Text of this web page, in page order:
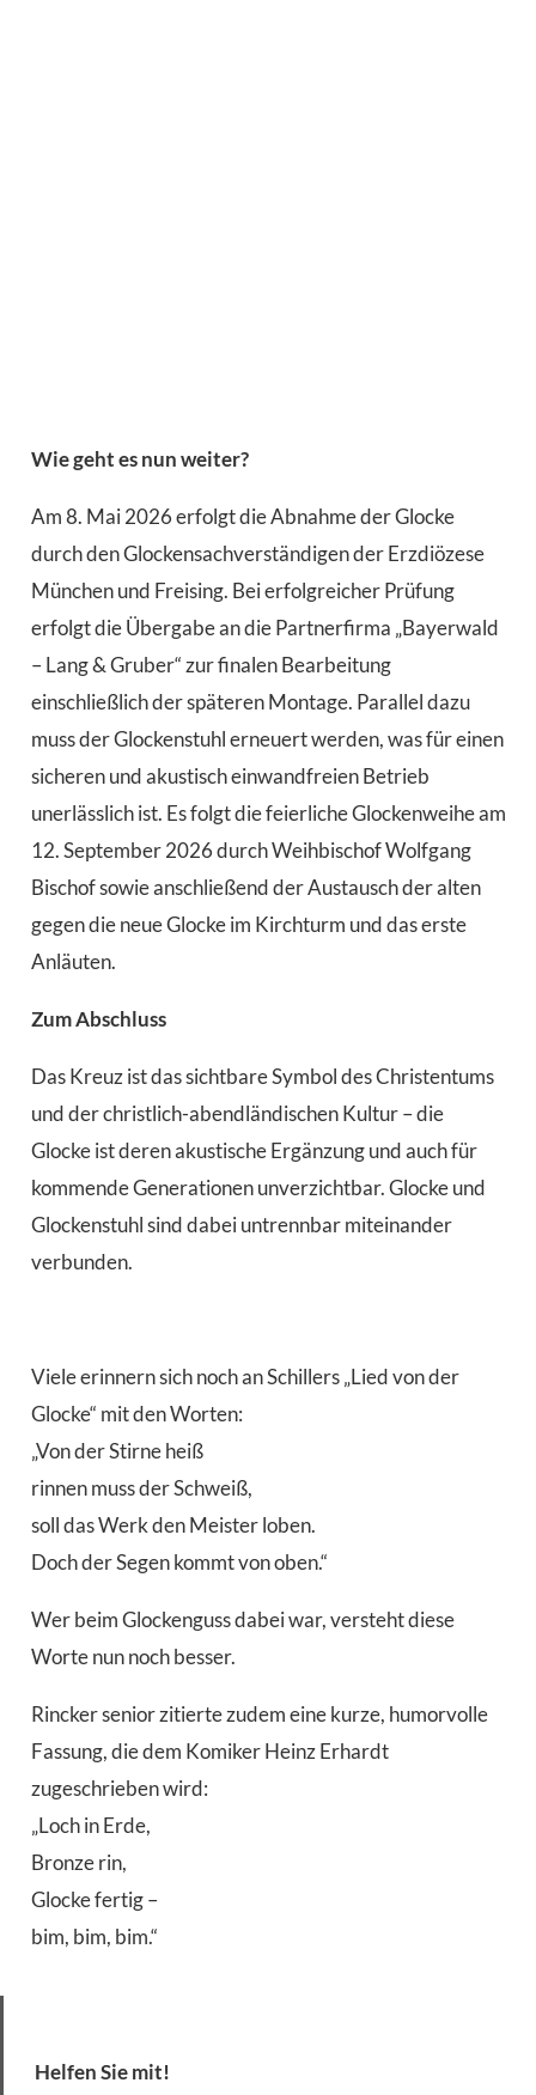
Wie geht es nun weiter?
Am 8. Mai 2026 erfolgt die Abnahme der Glocke
durch den Glockensachverständigen der Erzdiözese
München und Freising. Bei erfolgreicher Prüfung
erfolgt die Übergabe an die Partnerfirma „Bayerwald
– Lang & Gruber“ zur finalen Bearbeitung
einschließlich der späteren Montage. Parallel dazu
muss der Glockenstuhl erneuert werden, was für einen
sicheren und akustisch einwandfreien Betrieb
unerlässlich ist. Es folgt die feierliche Glockenweihe am
12. September 2026 durch Weihbischof Wolfgang
Bischof sowie anschließend der Austausch der alten
gegen die neue Glocke im Kirchturm und das erste
Anläuten.
Zum Abschluss
Das Kreuz ist das sichtbare Symbol des Christentums
und der christlich-abendländischen Kultur – die
Glocke ist deren akustische Ergänzung und auch für
kommende Generationen unverzichtbar. Glocke und
Glockenstuhl sind dabei untrennbar miteinander
verbunden.
Viele erinnern sich noch an Schillers „Lied von der
Glocke“ mit den Worten:
„Von der Stirne heiß
rinnen muss der Schweiß,
soll das Werk den Meister loben.
Doch der Segen kommt von oben.“
Wer beim Glockenguss dabei war, versteht diese
Worte nun noch besser.
Rincker senior zitierte zudem eine kurze, humorvolle
Fassung, die dem Komiker Heinz Erhardt
zugeschrieben wird:
„Loch in Erde,
Bronze rin,
Glocke fertig –
bim, bim, bim.“
Helfen Sie mit!